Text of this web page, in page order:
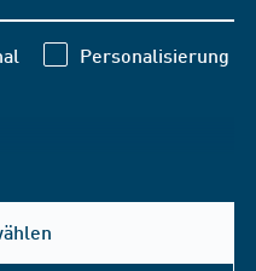
Personalisierung